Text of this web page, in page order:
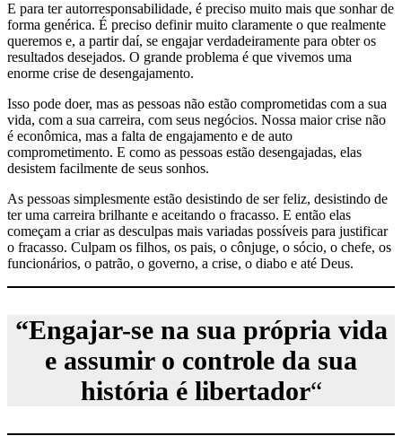
E para ter autorresponsabilidade, é preciso muito mais que sonhar de
forma genérica. É preciso definir muito claramente o que realmente
queremos e, a partir daí, se engajar verdadeiramente para obter os
resultados desejados. O grande problema é que vivemos uma
enorme crise de desengajamento.
Isso pode doer, mas as pessoas não estão comprometidas com a sua
vida, com a sua carreira, com seus negócios. Nossa maior crise não
é econômica, mas a falta de engajamento e de auto
comprometimento. E como as pessoas estão desengajadas, elas
desistem facilmente de seus sonhos.
As pessoas simplesmente estão desistindo de ser feliz, desistindo de
ter uma carreira brilhante e aceitando o fracasso. E então elas
começam a criar as desculpas mais variadas possíveis para justificar
o fracasso. Culpam os filhos, os pais, o cônjuge, o sócio, o chefe, os
funcionários, o patrão, o governo, a crise, o diabo e até Deus.
“Engajar-se na sua própria vida
e assumir o controle da sua
história é libertador“